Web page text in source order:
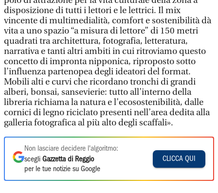
disposizione di tutti i lettori e le lettrici. Il mix
vincente di multimedialità, comfort e sostenibilità dà
vita a uno spazio “a misura di lettore” di 150 metri
quadrati tra architettura, fotografia, letteratura,
narrativa e tanti altri ambiti in cui ritroviamo questo
concetto di impronta nipponica, riproposto sotto
l’influenza partenopea degli ideatori del format.
Mobili alti e curvi che ricordano tronchi di grandi
alberi, bonsai, sansevierie: tutto all’interno della
libreria richiama la natura e l’ecosostenibilità, dalle
cornici di legno riciclato presenti nell’area dedita alla
galleria fotografica al più alto degli scaffali».
Non lasciare decidere l'algoritmo:
scegli Gazzetta di Reggio
per le tue notizie su Google
CLICCA QUI